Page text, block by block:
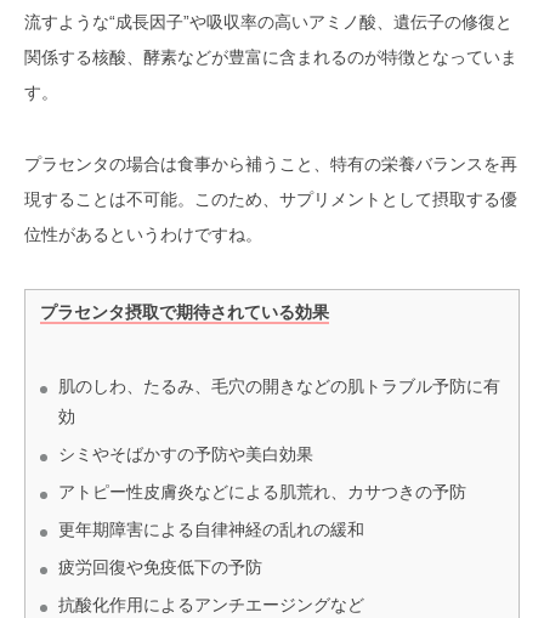
流すような“成長因子”や吸収率の高いアミノ酸、遺伝子の修復と
関係する核酸、酵素などが豊富に含まれるのが特徴となっていま
す。
プラセンタの場合は食事から補うこと、特有の栄養バランスを再
現することは不可能。このため、サプリメントとして摂取する優
位性があるというわけですね。
プラセンタ摂取で期待されている効果
肌のしわ、たるみ、毛穴の開きなどの肌トラブル予防に有
効
シミやそばかすの予防や美白効果
アトピー性皮膚炎などによる肌荒れ、カサつきの予防
更年期障害による自律神経の乱れの緩和
疲労回復や免疫低下の予防
抗酸化作用によるアンチエージングなど